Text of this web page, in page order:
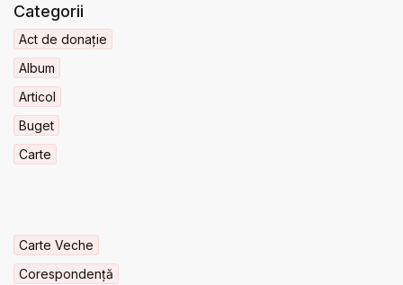
Categorii
Act de donație
Album
Articol
Buget
Carte
Carte Veche
Corespondență